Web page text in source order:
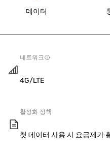
데이터
네트워크
4G/LTE
활성화 정책
첫 데이터 사용 시 요금제가